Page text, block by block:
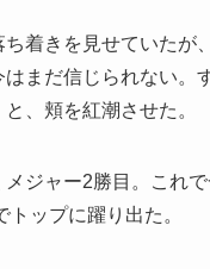
着きを見せていたが
はまだ信じられない
、頬を紅潮させた。
ジャー2勝目。これ
ップに躍り出た。